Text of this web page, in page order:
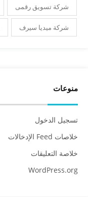
شركة تسويق رقمى
شركة ميديا سيرف
منوعات
تسجيل الدخول
خلاصات Feed الإدخالات
خلاصة التعليقات
WordPress.org